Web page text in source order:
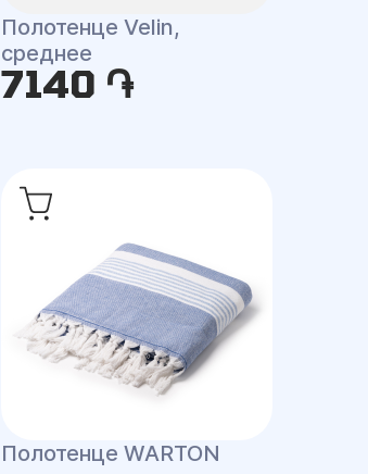
Полотенце Velin,
среднее
7140 ֏
Полотенце WARTON